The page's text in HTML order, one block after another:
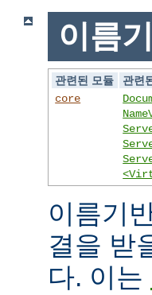
이름
관련된 모듈
관련
core
이름기
결을 받
다. 이는